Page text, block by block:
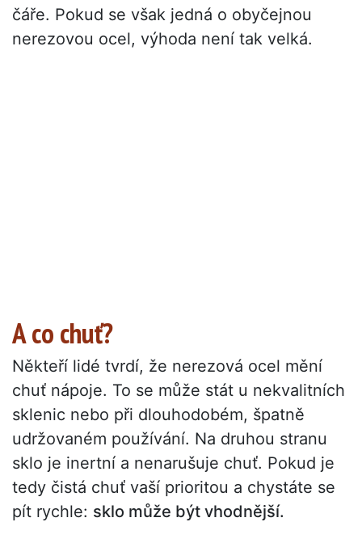
čáře. Pokud se však jedná o obyčejnou
nerezovou ocel, výhoda není tak velká.
A co chuť?
Někteří lidé tvrdí, že nerezová ocel mění
chuť nápoje. To se může stát u nekvalitních
sklenic nebo při dlouhodobém, špatně
udržovaném používání. Na druhou stranu
sklo je inertní a nenarušuje chuť. Pokud je
tedy čistá chuť vaší prioritou a chystáte se
pít rychle: sklo může být vhodnější.